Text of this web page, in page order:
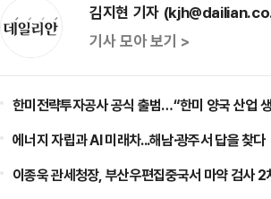
김지현 기자
기사 모아 보기 >
한미전략투자공사 공식 출범…“한미 양국 산업
에너지 자립과 AI 미래차...해남·광주서 답을 찾다
이종욱 관세청장, 부산우편집중국서 마약 검사 2